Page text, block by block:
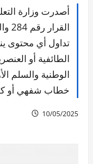
أصدرت وزارة
تداول أي محتوى
الطائفية أو
الوطنية والسلم
خطاب شفهي أو
10/05/2025